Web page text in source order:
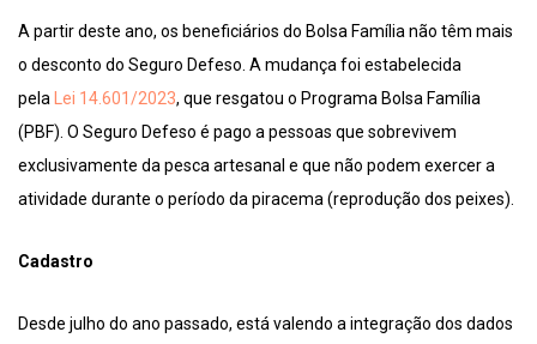
A partir deste ano, os beneficiários do Bolsa Família não têm mais
o desconto do Seguro Defeso. A mudança foi estabelecida
pela Lei 14.601/2023, que resgatou o Programa Bolsa Família
(PBF). O Seguro Defeso é pago a pessoas que sobrevivem
exclusivamente da pesca artesanal e que não podem exercer a
atividade durante o período da piracema (reprodução dos peixes).
Cadastro
Desde julho do ano passado, está valendo a integração dos dados